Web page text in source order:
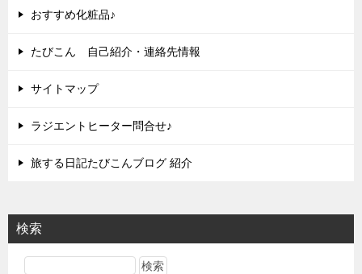
おすすめ化粧品♪
たびこん 自己紹介・連絡先情報
サイトマップ
ラジエントヒーター問合せ♪
旅する日記たびこんブログ 紹介
検索